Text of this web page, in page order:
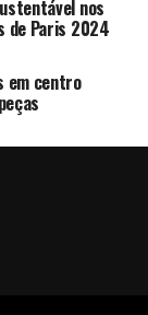
nos
de Paris 2024
em centro